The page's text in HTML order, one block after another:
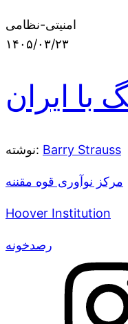
امنیتی-نظامی
۱۴۰۵/۰۳/۲۳
ایران
نوشته: Barry Strauss
مرکز نوآوری قوه مقننه
Hoover Institution
رصدخونه